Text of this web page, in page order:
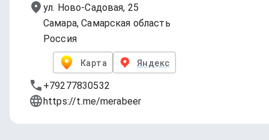
ул. Ново-Садовая, 25
Самара, Самарская область
Россия
Карта Яндекс
+79277830532
https://t.me/merabeer